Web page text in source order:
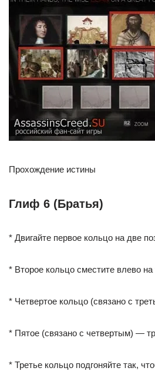
Прохождение истины
Глиф 6 (Братья)
* Двигайте первое кольцо на две
* Второе кольцо сместите влево на
* Четвертое кольцо (связано с
* Пятое (связано с четвертым) —
* Третье кольцо подгоняйте так,